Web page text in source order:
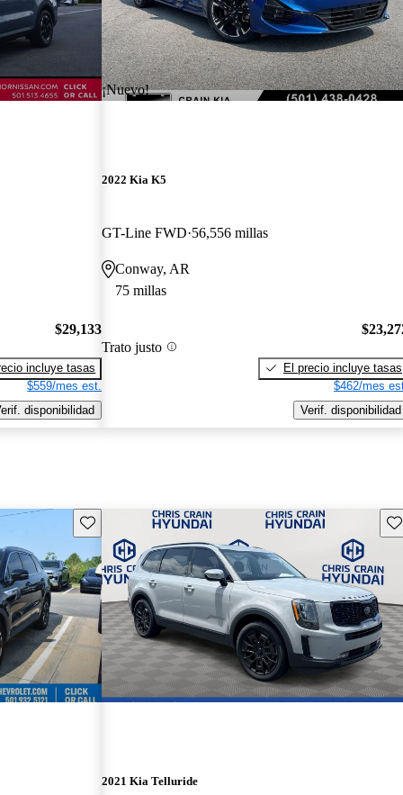
$29,133
incluye tasas
$559/mes est.
disponibilidad
¡Nuevo!
2022 Kia K5
GT-Line FWD 56,556 millas
Conway, AR
75 millas
Trato justo
El precio incluye tasas
$462/mes
Verif. disponibilidad
Guarda este Aviso
2021 Kia Telluride